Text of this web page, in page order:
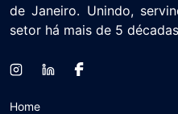
de Janeiro. Unindo,
setor há mais de 5
Home